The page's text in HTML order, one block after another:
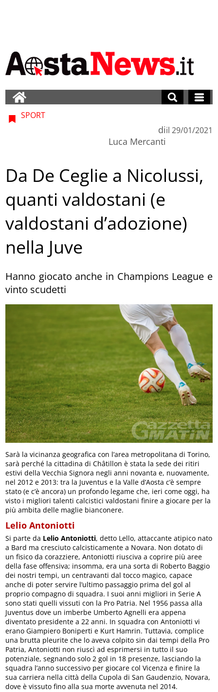
SPORT
di
Luca Mercanti
il 29/01/2021
Da De Ceglie a Nicolussi,
quanti valdostani (e
valdostani d’adozione)
nella Juve
Hanno giocato anche in Champions League e
vinto scudetti
Sarà la vicinanza geografica con l’area metropolitana di Torino,
sarà perché la cittadina di Châtillon è stata la sede dei ritiri
estivi della Vecchia Signora negli anni novanta e, nuovamente,
nel 2012 e 2013: tra la Juventus e la Valle d’Aosta c’è sempre
stato (e c’è ancora) un profondo legame che, ieri come oggi, ha
visto i migliori talenti calcistici valdostani finire a giocare per la
più ambita delle maglie bianconere.
Lelio Antoniotti
Si parte da Lelio Antoniotti, detto Lello, attaccante atipico nato
a Bard ma cresciuto calcisticamente a Novara. Non dotato di
un fisico da corazziere, Antoniotti riusciva a coprire più aree
della fase offensiva; insomma, era una sorta di Roberto Baggio
dei nostri tempi, un centravanti dal tocco magico, capace
anche di poter servire l’ultimo passaggio prima del gol al
proprio compagno di squadra. I suoi anni migliori in Serie A
sono stati quelli vissuti con la Pro Patria. Nel 1956 passa alla
Juventus dove un imberbe Umberto Agnelli era appena
diventato presidente a 22 anni. In squadra con Antoniotti vi
erano Giampiero Boniperti e Kurt Hamrin. Tuttavia, complice
una brutta pleurite che lo aveva colpito sin dai tempi della Pro
Patria, Antoniotti non riuscì ad esprimersi in tutto il suo
potenziale, segnando solo 2 gol in 18 presenze, lasciando la
squadra l’anno successivo per giocare col Vicenza e finire la
sua carriera nella città della Cupola di San Gaudenzio, Novara,
dove è vissuto fino alla sua morte avvenuta nel 2014.